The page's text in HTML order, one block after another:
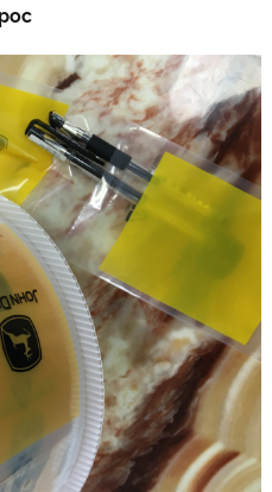
вопрос